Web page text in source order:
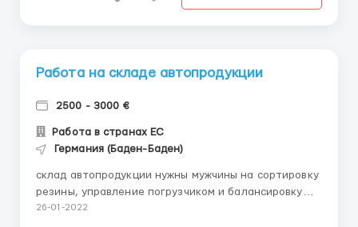
Работа на складе автопродукции
2500 - 3000 €
Работа в странах ЕС
Германия (Баден-Баден)
склад автопродукции нужны мужчины на сортировку
резины, управление погрузчиком и балансировку
колёс Оплата 10-12 евро в час график 8 -12 часов ,5-
26-01-2022